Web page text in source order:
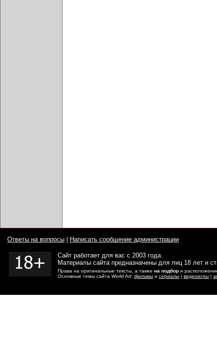
Ответы на вопросы Написать сообщение администрации
Сайт работает для вас с 2003 года.
Материалы сайта предназначены для лиц 18 лет и
Права на оригинальные тексты, а также на подбор и
Основные темы сайта World Art: фильмы и сериалы | видеоигры |